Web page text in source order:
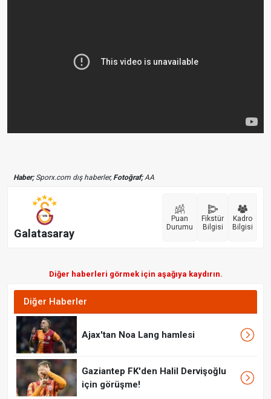
Haber;Sporx.com dış haberler,Fotoğraf;AA
Galatasaray
Puan
Durumu
Fikstür
Bilgisi
Kadro
Bilgisi
Diğer haberleri görmek için aşağıya kaydırın.
Diğer Haberler
Ajax'tan Noa Lang hamlesi
Gaziantep FK'den Halil Dervişoğlu
için görüşme!